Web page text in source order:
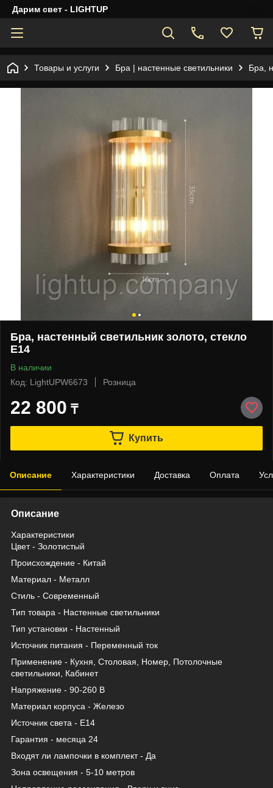
Дарим свет - LIGHTUP
Товары и услуги Бра | настенные светильники Бра,
Бра, настенный светильник золото, стекло
Е14
В наличии
Код: LightUPW6673
Розница
22 800 ₸
Купить
Описание Характеристики Доставка Оплата
Описание
Характеристики
Цвет - Золотистый
Происхождение - Китай
Материал - Металл
Стиль - Современный
Тип товара - Настенные светильники
Тип установки - Настенный
Источник питания - Переменный ток
Применение - Кухня, Столовая, Номер, Потолочные
светильники, Кабинет
Напряжение - 90-260 В
Материал корпуса - Железо
Источник света - Е14
Гарантия - месяца 24
Входят ли лампочки в комплект - Да
Зона освещения - 5-10 метров